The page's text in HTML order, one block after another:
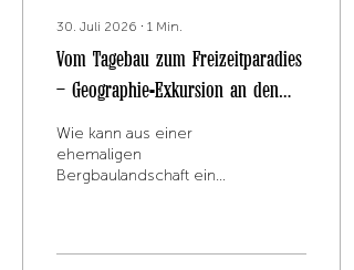
30. Juli 2026 ∙ 1 Min.
Vom Tagebau zum Freizeitparadies
– Geographie-Exkursion an den
Wie kann aus einer
ehemaligen
Bergbaulandschaft ein
gingen die Schülerinnen